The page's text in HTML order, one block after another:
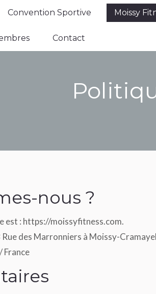
Convention Sportive Moissy
Contact
nous ?
est : https://moissyfitness.com.
des Marronniers à Moissy-Cramayel
France
Convention Sportive Moissy